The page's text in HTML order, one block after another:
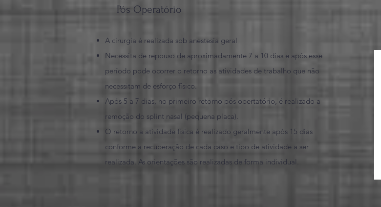
Pós Operatório
A cirurgia é realizada sob anestesia geral
Necessita de repouso de aproximadamente 7 a 10 dias e após esse
período pode ocorrer o retorno as atividades de trabalho que não
necessitam de esforço físico.
Após 5 a 7 dias, no primeiro retorno pós opertatório, é realizado a
remoção do splint nasal (pequena placa).
O retorno a atividade física é realizado geralmente após 15 dias
conforme a recuperação de cada caso e tipo de atividade a ser
realizada. As orientações são realizadas de forma individual.